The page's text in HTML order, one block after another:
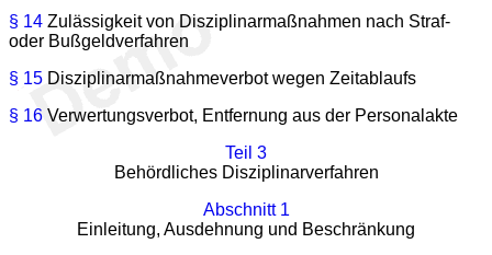
§ 14 Zulässigkeit von Disziplinarmaßnahmen nach Straf-
oder Bußgeldverfahren
§ 15 Disziplinarmaßnahmeverbot wegen Zeitablaufs
§ 16 Verwertungsverbot, Entfernung aus der Personalakte
Teil 3
Behördliches Disziplinarverfahren
Abschnitt 1
Einleitung, Ausdehnung und Beschränkung